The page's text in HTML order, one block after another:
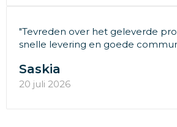
"Tevreden over het geleverde
snelle levering en goede
Saskia
20 juli 2026